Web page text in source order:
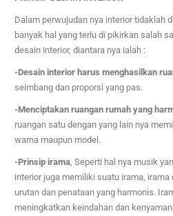
Dalam perwujudan nya interior tidaklah
banyak hal yang terlu di pikirkan salah
desain interior, diantara nya ialah :
-Desain interior harus menghasilkan
seimbang dan proporsi yang pas.
-Menciptakan ruangan rumah yang
ruangan satu dengan yang lain nya
warna maupun model.
-Prinsip irama , Seperti hal nya musik
interior juga memiliki suatu irama, irama
urutan dan penataan yang harmonis.
meningkatkan keindahan dan